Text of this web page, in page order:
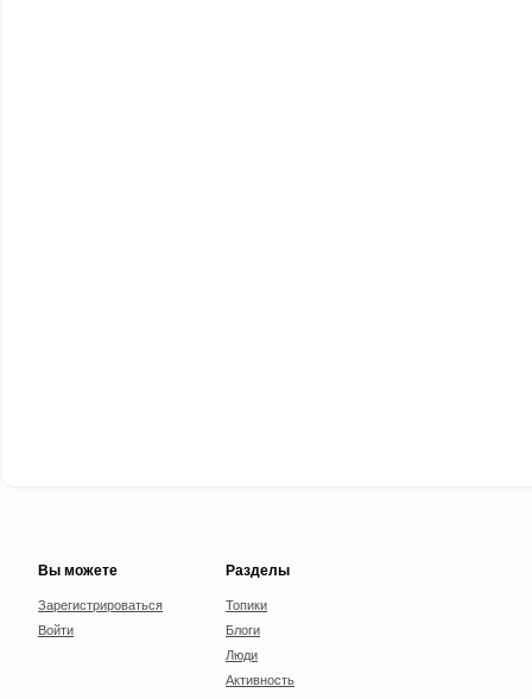
Вы можете
Зарегистрироваться
Войти
Разделы
Топики
Блоги
Люди
Активность